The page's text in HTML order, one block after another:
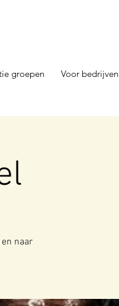
groepen Voor bedrijven
naar